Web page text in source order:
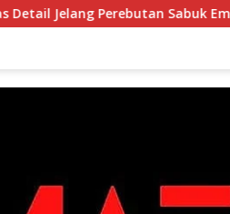
Sabuk Emas Kapolri 2026